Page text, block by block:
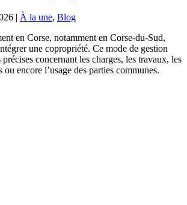
| À la une, Blog
en Corse, notamment en Corse-du-Sud,
une copropriété. Ce mode de gestion
précises concernant les charges, les travaux, les
ou encore l’usage des parties communes.